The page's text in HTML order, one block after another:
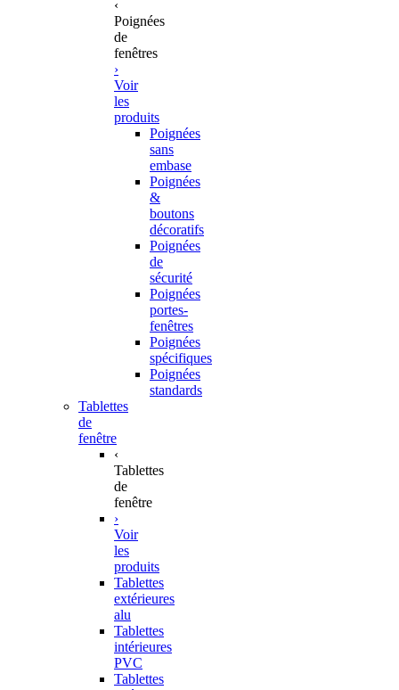
‹
Poignées
de
fenêtres
›
Voir
les
produits
Poignées
sans
embase
Poignées
&
boutons
décoratifs
Poignées
de
sécurité
Poignées
portes-
fenêtres
Poignées
spécifiques
Poignées
standards
Tablettes
de
fenêtre
‹
Tablettes
de
fenêtre
›
Voir
les
produits
Tablettes
extérieures
alu
Tablettes
intérieures
PVC
Tablettes